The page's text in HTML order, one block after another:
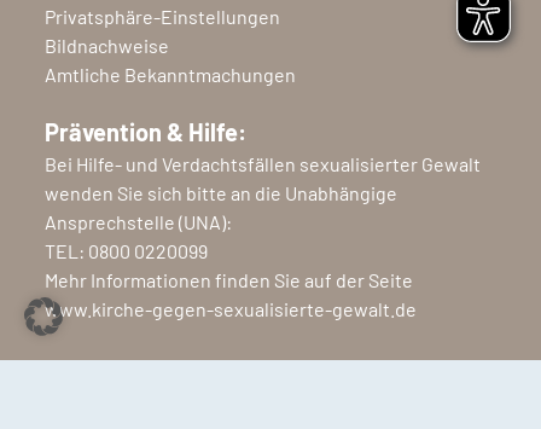
Privatsphäre-Einstellungen
Bildnachweise
Amtliche Bekanntmachungen
Prävention & Hilfe:
Bei Hilfe- und Verdachtsfällen sexualisierter Gewalt
wenden Sie sich bitte an die Unabhängige
Ansprechstelle (UNA):
TEL: 0800 0220099
Mehr Informationen finden Sie auf der Seite
www.kirche-gegen-sexualisierte-gewalt.de